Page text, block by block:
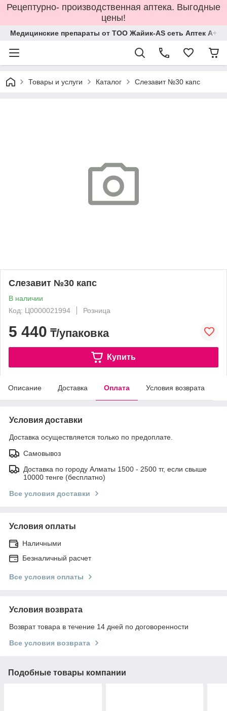
Рецептурно- производственная аптека. Выгодные
цены!
Медицинские препараты от ТОО Жайик-AS сеть Аптек А+
Товары и услуги Каталог Слезавит №30 капс
Слезавит №30 капс
В наличии
Код: Ц0000021994
Розница
5 440 ₸/упаковка
Купить
Описание Доставка Оплата Условия возврата
Условия доставки
Доставка осуществляется только по предоплате.
Самовывоз
Доставка по городу Алматы 1500 - 2500 тг, если свыше
10000 тенге (бесплатно)
Все условия доставки
Условия оплаты
Наличными
Безналичный расчет
Все условия оплаты
Условия возврата
Возврат товара в течение 14 дней по договоренности
Все условия возврата
Подобные товары компании